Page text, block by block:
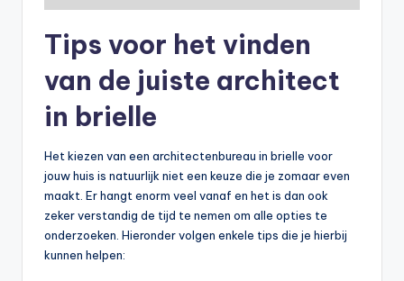
Tips voor het vinden
van de juiste architect
in brielle
Het kiezen van een architectenbureau in brielle voor
jouw huis is natuurlijk niet een keuze die je zomaar even
maakt. Er hangt enorm veel vanaf en het is dan ook
zeker verstandig de tijd te nemen om alle opties te
onderzoeken. Hieronder volgen enkele tips die je hierbij
kunnen helpen: